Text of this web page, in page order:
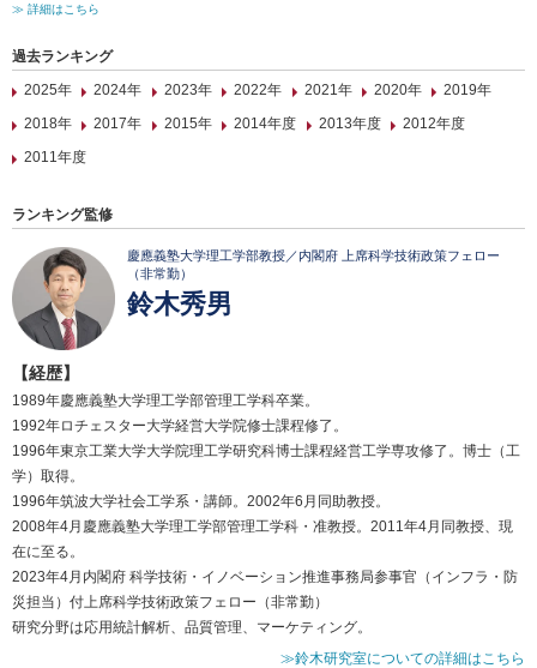
≫ 詳細はこちら
過去ランキング
2025年
2024年 2023年 2022年 2021年 2020年
2019年
2018年
2017年 2015年 2014年度 2013年度
2012年度
2011年度
ランキング監修
慶應義塾大学理工学部教授／内閣府 上席科学技術政策フェロー
（非常勤）
鈴木秀男
【経歴】
1989年慶應義塾大学理工学部管理工学科卒業。
1992年ロチェスター大学経営大学院修士課程修了。
1996年東京工業大学大学院理工学研究科博士課程経営工学専攻修了。博士（工
学）取得。
1996年筑波大学社会工学系・講師。2002年6月同助教授。
2008年4月慶應義塾大学理工学部管理工学科・准教授。2011年4月同教授、現
在に至る。
2023年4月内閣府 科学技術・イノベーション推進事務局参事官（インフラ・防
災担当）付上席科学技術政策フェロー（非常勤）
研究分野は応用統計解析、品質管理、マーケティング。
≫鈴木研究室についての詳細はこちら